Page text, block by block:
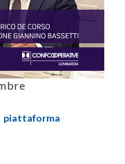
piattaforma